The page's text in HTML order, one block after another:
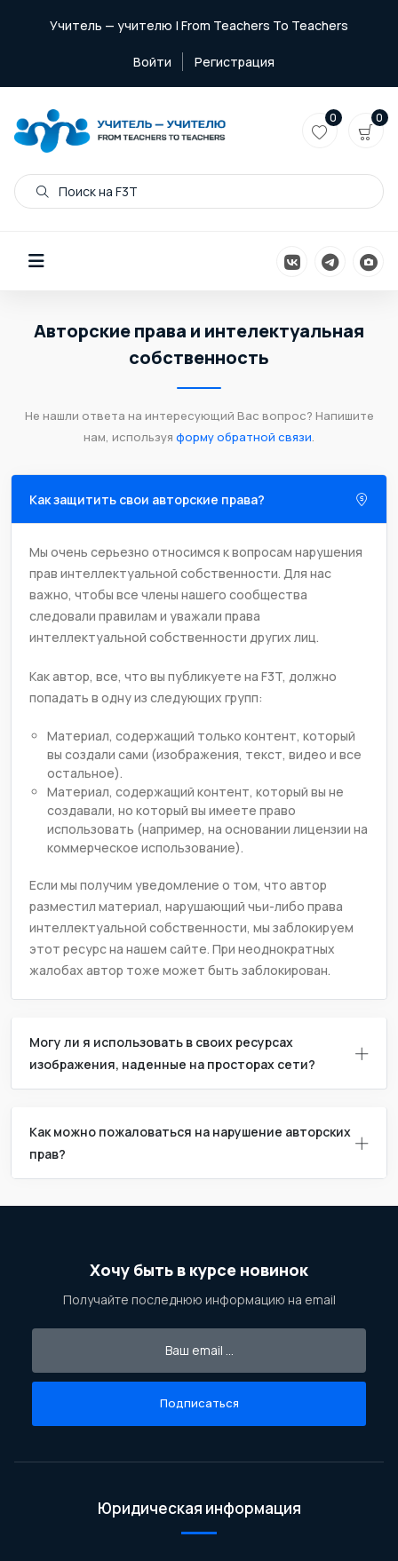
Учитель — учителю | From Teachers To Teachers
Войти Регистрация
Поиск на F3T
0 0
Авторские права и интелектуальная
собственность
Не нашли ответа на интересующий Вас вопрос? Напишите
нам, используя форму обратной связи.
Как защитить свои авторские права?
Мы очень серьезно относимся к вопросам нарушения
прав интеллектуальной собственности. Для нас
важно, чтобы все члены нашего сообщества
следовали правилам и уважали права
интеллектуальной собственности других лиц.
Как автор, все, что вы публикуете на F3T, должно
попадать в одну из следующих групп:
Материал, содержащий только контент, который
вы создали сами (изображения, текст, видео и все
остальное).
Материал, содержащий контент, который вы не
создавали, но который вы имеете право
использовать (например, на основании лицензии на
коммерческое использование).
Если мы получим уведомление о том, что автор
разместил материал, нарушающий чьи-либо права
интеллектуальной собственности, мы заблокируем
этот ресурс на нашем сайте. При неоднократных
жалобах автор тоже может быть заблокирован.
Могу ли я использовать в своих ресурсах
изображения, наденные на просторах сети?
Как можно пожаловаться на нарушение авторских
прав?
Хочу быть в курсе новинок
Получайте последнюю информацию на email
Подписаться
Юридическая информация